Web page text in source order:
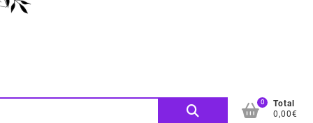
Recherche
0
Total
0,00€